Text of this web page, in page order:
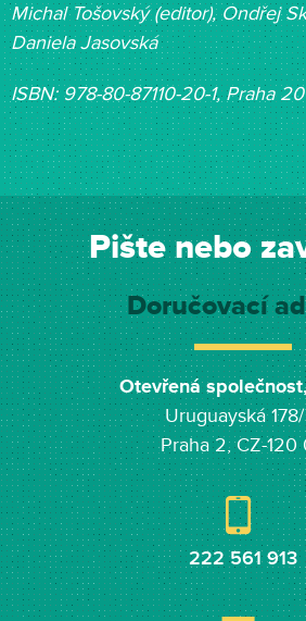
Michal Tošovský (editor), Ondřej
Daniela Jasovská
ISBN: 978-80-87110-20-1, Praha
Pište nebo
Doručovací
Otevřená
Uruguayská
Praha 2, CZ-120
222 561 913